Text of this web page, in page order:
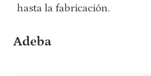
hasta la fabricación.
Adeba